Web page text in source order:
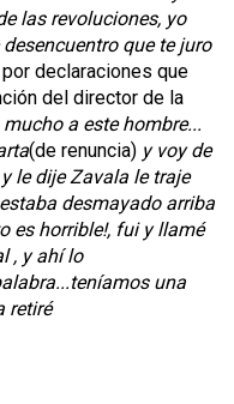
las revoluciones, yo
que te juro
declaraciones que
del director de la
a este hombre...
(de renuncia) y voy de
le dije Zavala le traje
desmayado arriba
es horrible!, fui y llamé
, y ahí lo
una
retiré